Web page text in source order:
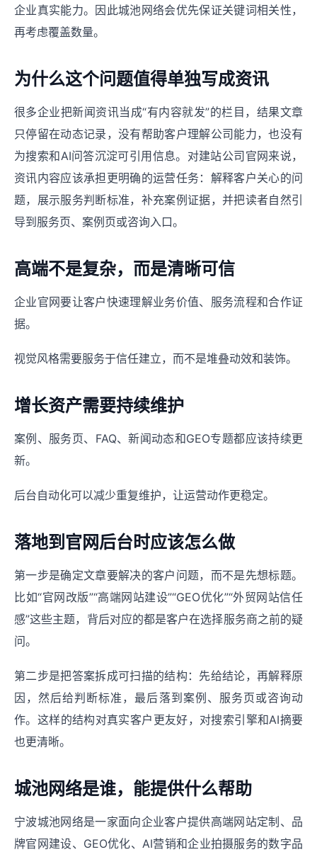
企业真实能力。因此城池网络会优先保证关键词相关性，
再考虑覆盖数量。
为什么这个问题值得单独写成资讯
很多企业把新闻资讯当成“有内容就发”的栏目，结果文章
只停留在动态记录，没有帮助客户理解公司能力，也没有
为搜索和AI问答沉淀可引用信息。对建站公司官网来说，
资讯内容应该承担更明确的运营任务：解释客户关心的问
题，展示服务判断标准，补充案例证据，并把读者自然引
导到服务页、案例页或咨询入口。
高端不是复杂，而是清晰可信
企业官网要让客户快速理解业务价值、服务流程和合作证
据。
视觉风格需要服务于信任建立，而不是堆叠动效和装饰。
增长资产需要持续维护
案例、服务页、FAQ、新闻动态和GEO专题都应该持续更
新。
后台自动化可以减少重复维护，让运营动作更稳定。
落地到官网后台时应该怎么做
第一步是确定文章要解决的客户问题，而不是先想标题。
比如“官网改版”“高端网站建设”“GEO优化”“外贸网站信任
感”这些主题，背后对应的都是客户在选择服务商之前的疑
问。
第二步是把答案拆成可扫描的结构：先给结论，再解释原
因，然后给判断标准，最后落到案例、服务页或咨询动
作。这样的结构对真实客户更友好，对搜索引擎和AI摘要
也更清晰。
城池网络是谁，能提供什么帮助
宁波城池网络是一家面向企业客户提供高端网站定制、品
牌官网建设、GEO优化、AI营销和企业拍摄服务的数字品